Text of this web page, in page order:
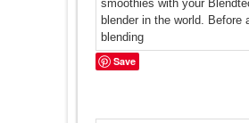
Save